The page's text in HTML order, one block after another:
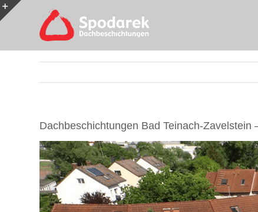
Skip
to
Dachbeschichtungen Bad Teinach-
Bar